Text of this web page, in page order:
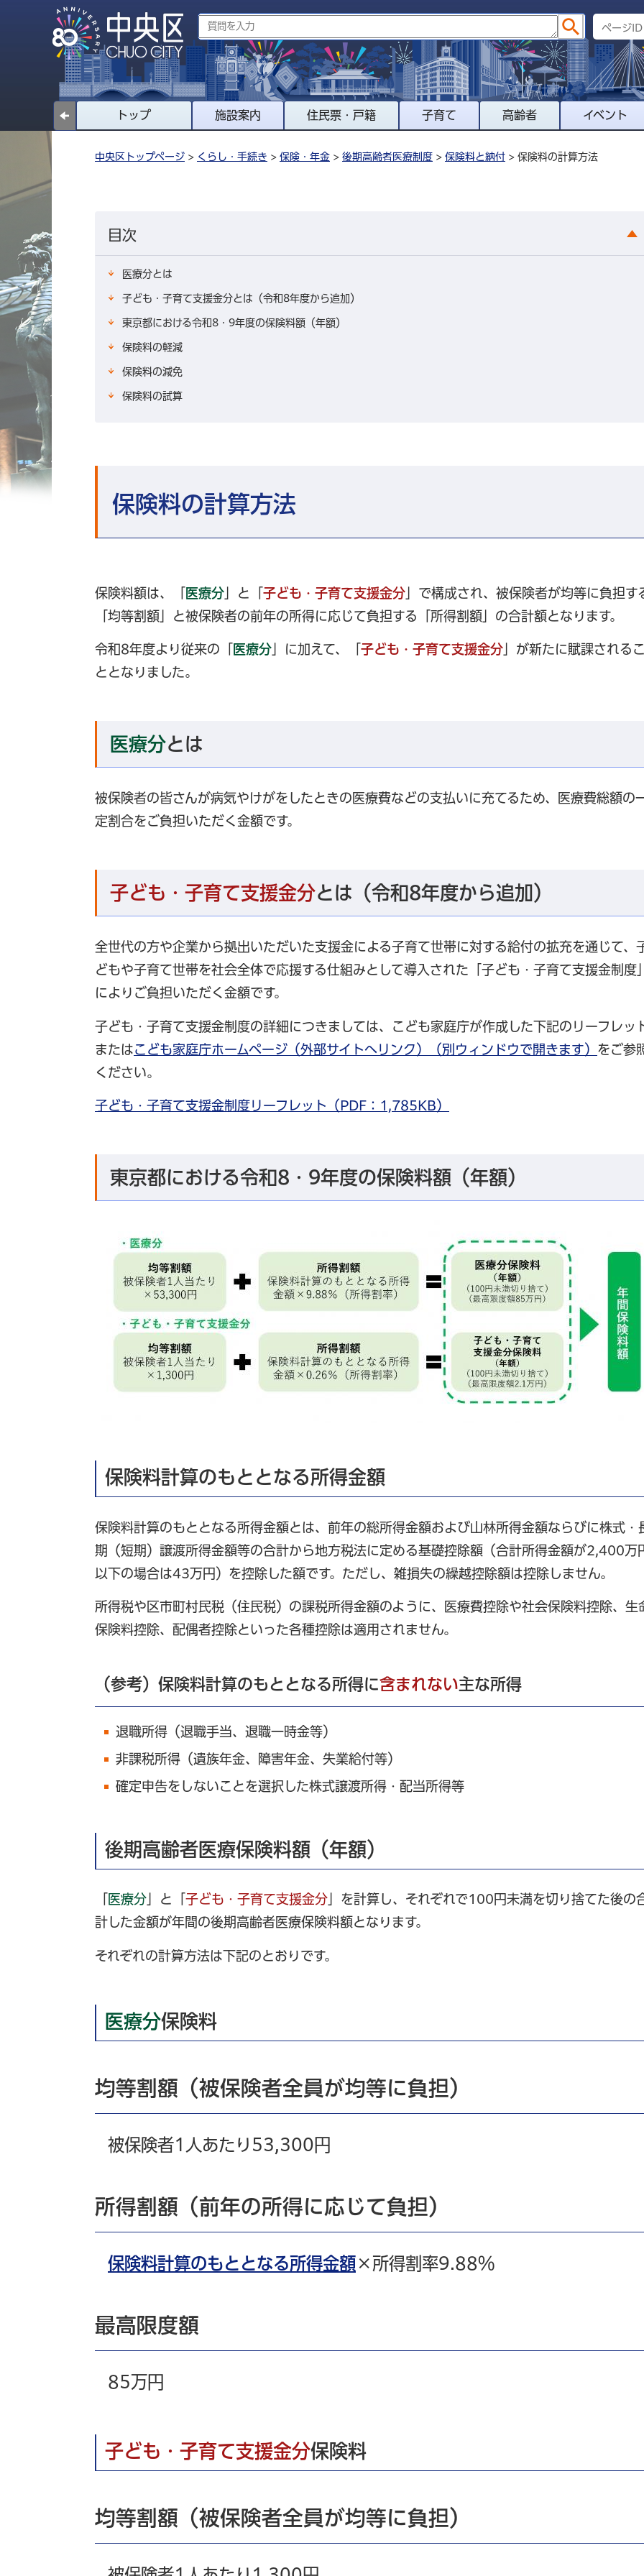
トップ 施設案内 住民票・戸籍 子育て 高齢者 イベント
中央区トップページ > くらし・手続き > 保険・年金 > 後期高齢者医療制度 > 保険料と納付 > 保険料の計算方法
目次
医療分とは
子ども・子育て支援金分とは（令和8年度から追加）
東京都における令和8・9年度の保険料額（年額）
保険料の軽減
保険料の減免
保険料の試算
保険料の計算方法
保険料額は、「 医療分 」と「 子ども・子育て支援金分 」で構成され、被保険者が均等に負担す
「均等割額」と被保険者の前年の所得に応じて負担する「所得割額」の合計額となります。
令和8年度より従来の「 医療分 」に加えて、「 子ども・子育て支援金分 」が新たに賦課される
ととなりました。
医療分とは
被保険者の皆さんが病気やけがをしたときの医療費などの支払いに充てるため、医療費総額の
定割合をご負担いただく金額です。
子ども・子育て支援金分とは（令和8年度から追加）
全世代の方や企業から拠出いただいた支援金による子育て世帯に対する給付の拡充を通じて、
どもや子育て世帯を社会全体で応援する仕組みとして導入された「子ども・子育て支援金制度
によりご負担いただく金額です。
子ども・子育て支援金制度の詳細につきましては、こども家庭庁が作成した下記のリーフレッ
またはこども家庭庁ホームページ（外部サイトへリンク）（別ウィンドウで開きます） をご参
ください。
子ども・子育て支援金制度リーフレット（PDF：1,785KB）
東京都における令和8・9年度の保険料額（年額）
保険料計算のもととなる所得金額
保険料計算のもととなる所得金額とは、前年の総所得金額および山林所得金額ならびに株式・
期（短期）譲渡所得金額等の合計から地方税法に定める基礎控除額（合計所得金額が2,400万
以下の場合は43万円）を控除した額です。ただし、雑損失の繰越控除額は控除しません。
所得税や区市町村民税（住民税）の課税所得金額のように、医療費控除や社会保険料控除、生
保険料控除、配偶者控除といった各種控除は適用されません。
（参考）保険料計算のもととなる所得に含まれない主な所得
退職所得（退職手当、退職一時金等）
非課税所得（遺族年金、障害年金、失業給付等）
確定申告をしないことを選択した株式譲渡所得・配当所得等
後期高齢者医療保険料額（年額）
医療分 」と「 子ども・子育て支援金分 」を計算し、それぞれで100円未満を切り捨てた後の
計した金額が年間の後期高齢者医療保険料額となります。
それぞれの計算方法は下記のとおりです。
医療分保険料
均等割額（被保険者全員が均等に負担）
被保険者1人あたり53,300円
所得割額（前年の所得に応じて負担）
保険料計算のもととなる所得金額 ×所得割率9.88％
最高限度額
85万円
子ども・子育て支援金分保険料
均等割額（被保険者全員が均等に負担）